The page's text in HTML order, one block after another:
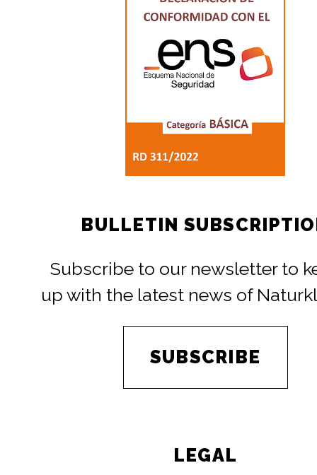
BULLETIN
Subscribe to our newsletter to
up with the latest news of
SUBSCRIBE
LEGAL